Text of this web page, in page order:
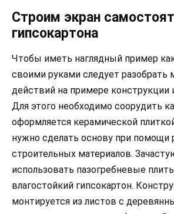
Строим экран
гипсокартона
Чтобы иметь наглядный пример
своими руками следует разобрать
действий на примере конструкции
Для этого необходимо соорудить
оформляется керамической
нужно сделать основу при помощи
строительных материалов.
использовать пазогребневые
влагостойкий гипсокартон.
монтируется из листов с